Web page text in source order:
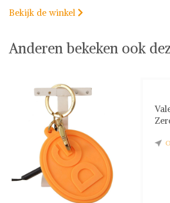
Bekijk de winkel 
Anderen bekeken ook